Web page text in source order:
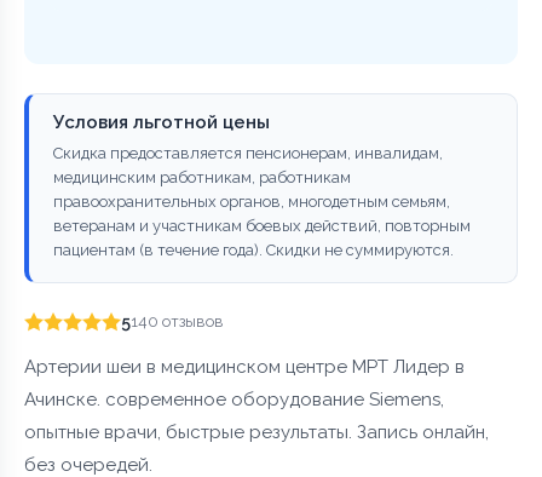
Условия льготной цены
Скидка предоставляется пенсионерам, инвалидам,
медицинским работникам, работникам
правоохранительных органов, многодетным семьям,
ветеранам и участникам боевых действий, повторным
пациентам (в течение года). Скидки не суммируются.
5140 отзывов
Артерии шеи в медицинском центре МРТ Лидер в
Ачинске. современное оборудование Siemens,
опытные врачи, быстрые результаты. Запись онлайн,
без очередей.